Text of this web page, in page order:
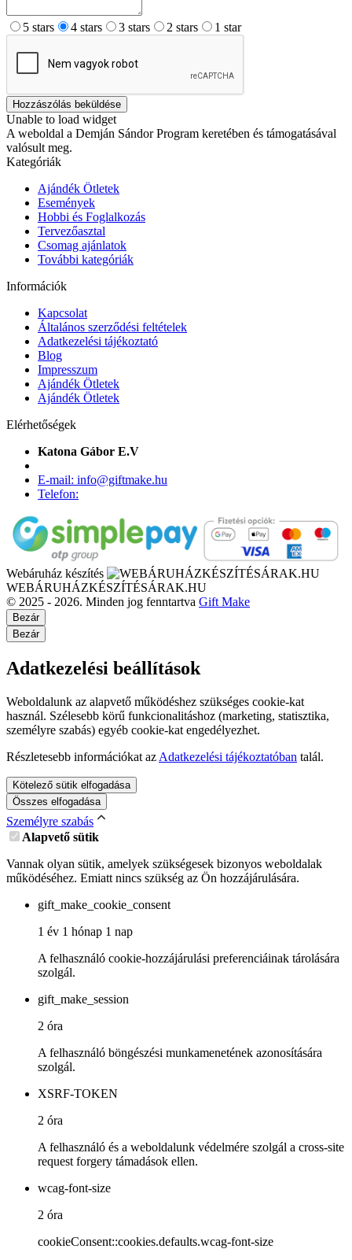
5 stars 4 stars 3 stars 2 stars 1 star
Hozzászólás beküldése
Unable to load widget
A weboldal a Demján Sándor Program keretében és támogatásával
valósult meg.
Kategóriák
Ajándék Ötletek
Események
Hobbi és Foglalkozás
Tervezőasztal
Csomag ajánlatok
További kategóriák
Információk
Kapcsolat
Általános szerződési feltételek
Adatkezelési tájékoztató
Blog
Impresszum
Ajándék Ötletek
Ajándék Ötletek
Elérhetőségek
Katona Gábor E.V
E-mail: info@giftmake.hu
Telefon:
Webáruház készítés
WEBÁRUHÁZKÉSZÍTÉSÁRAK.HU
© 2025 - 2026. Minden jog fenntartva Gift Make
Bezár
Bezár
Adatkezelési beállítások
Weboldalunk az alapvető működéshez szükséges cookie-kat
használ. Szélesebb körű funkcionalitáshoz (marketing, statisztika,
személyre szabás) egyéb cookie-kat engedélyezhet.
Részletesebb információkat az Adatkezelési tájékoztatóban talál.
Kötelező sütik elfogadása
Összes elfogadása
Személyre szabás
Alapvető sütik
Vannak olyan sütik, amelyek szükségesek bizonyos weboldalak
működéséhez. Emiatt nincs szükség az Ön hozzájárulására.
gift_make_cookie_consent
1 év 1 hónap 1 nap
A felhasználó cookie-hozzájárulási preferenciáinak tárolására
szolgál.
gift_make_session
2 óra
A felhasználó böngészési munkamenetének azonosítására
szolgál.
XSRF-TOKEN
2 óra
A felhasználó és a weboldalunk védelmére szolgál a cross-site
request forgery támadások ellen.
wcag-font-size
2 óra
cookieConsent::cookies.defaults.wcag-font-size